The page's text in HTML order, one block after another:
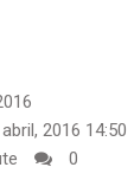
2016 14:50
0